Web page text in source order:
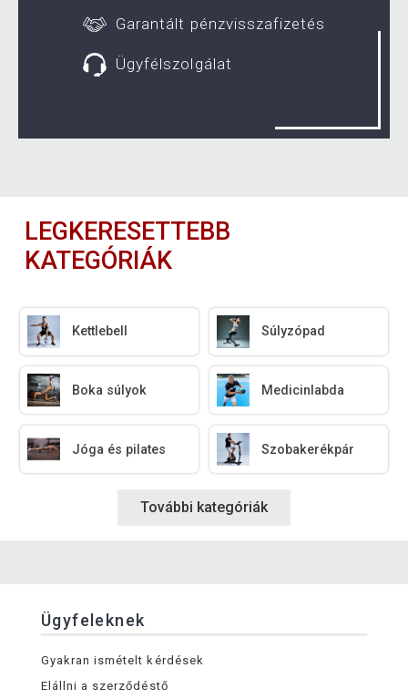
Garantált pénzvisszafizetés
Ügyfélszolgálat
LEGKERESETTEBB
KATEGÓRIÁK
Kettlebell Súlyzópad
Boka súlyok Medicinlabda
Jóga és pilates Szobakerékpár
További kategóriák
Ügyfeleknek
Gyakran ismételt kérdések
Elállni a szerződéstő